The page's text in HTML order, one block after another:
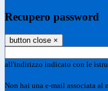
Recupero password
button close ×
all'indirizzo indicato con le
Non hai una e-mail associata al